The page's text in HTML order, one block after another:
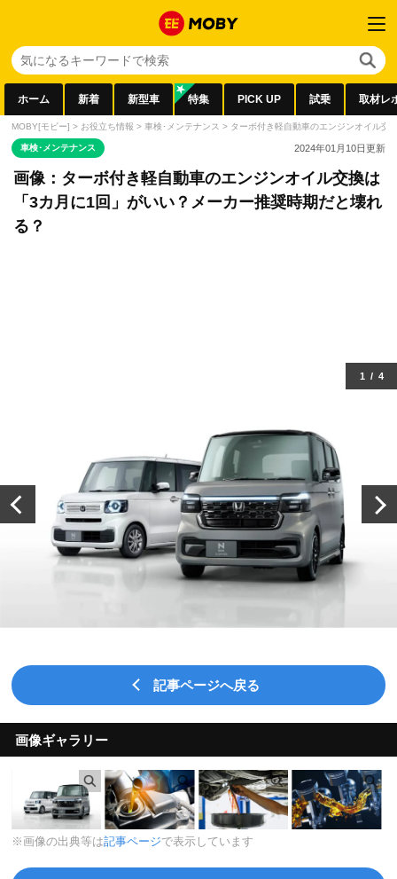
ホーム 新着 新型車 特集 PICK UP 試乗 取材レ
MOBY[モビー] > お役立ち情報 > 車検･メンテナンス > ターボ付き軽自動車のエンジンオイル交
車検･メンテナンス 2024年01月10日更新
画像：ターボ付き軽自動車のエンジンオイル交換は
「3カ月に1回」がいい？メーカー推奨時期だと壊れ
る？
1 / 4
記事ページへ戻る
画像ギャラリー
※画像の出典等は記事ページで表示しています